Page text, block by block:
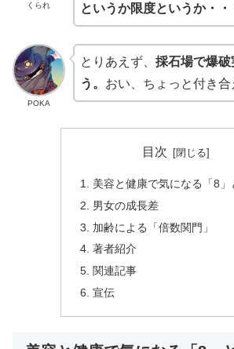
くられ
というか限度というか・・
POKA
とりあえず、 採石場で爆破
う。 おい、ちょっと付き合
目次
美容と健康で気になる「8」
男女の成長差
加齢による「倍数関門」
著者紹介
関連記事
宣伝